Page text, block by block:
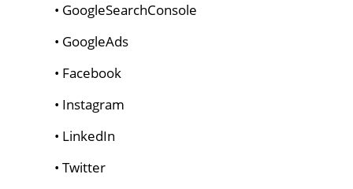
• GoogleSearchConsole
• GoogleAds
• Facebook
• Instagram
• LinkedIn
• Twitter